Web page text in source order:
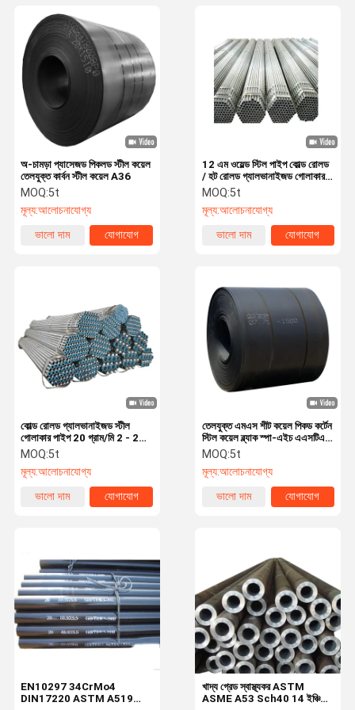
আমাদের সম্বন্ধে কারখানা পরিদর্শন
12 এম ওয়েল্ড স্টিল পাইপ কোল্ড রোলড
/ হট রোলড গ্যালভানাইজড গোলাকার
টিউবিং DD51D+Z (HR)
MOQ:5t
মূল্য:আলোচনাযোগ্য
ভালো দাম
যোগাযোগ
অ-চামড়া প্যাসেজড পিকলড স্টীল কয়েল
তেলযুক্ত কার্বন স্টীল কয়েল A36
MOQ:5t
মূল্য:আলোচনাযোগ্য
ভালো দাম
যোগাযোগ
তেলযুক্ত এমএস শীট কয়েল পিকড কর্টেন
স্টিল কয়েল ব্ল্যাক স্পা-এইচ এএসটিএম
সিএন
MOQ:5t
মূল্য:আলোচনাযোগ্য
ভালো দাম
যোগাযোগ
কোল্ড রোলড গ্যালভানাইজড স্টীল
গোলাকার পাইপ 20 গ্রাম/মি 2 - 275
গ্রাম/মি 2 কাস্টম স্টীল টিউবিং
DX51D+Z
MOQ:5t
মূল্য:আলোচনাযোগ্য
ভালো দাম
যোগাযোগ
খাদ্য গ্রেড স্বাস্থ্যকর ASTM
ASME A53 Sch40 14 ইঞ্চি
EN10297 34CrMo4
DIN17220 ASTM A519